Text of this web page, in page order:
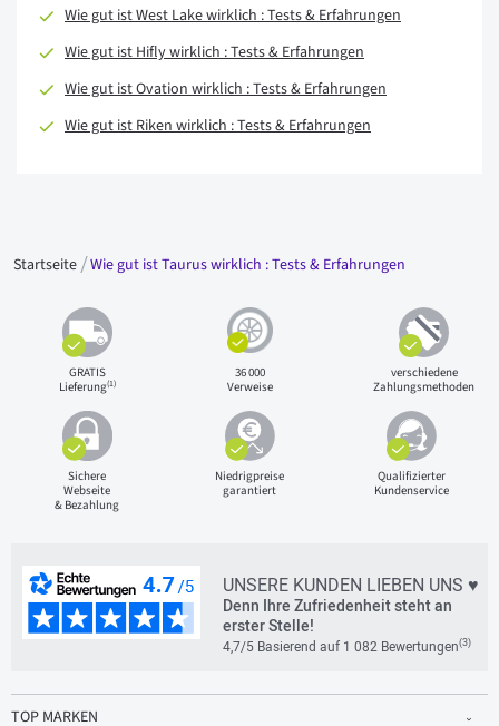
Wie gut ist West Lake wirklich : Tests & Erfahrungen
Wie gut ist Hifly wirklich : Tests & Erfahrungen
Wie gut ist Ovation wirklich : Tests & Erfahrungen
Wie gut ist Riken wirklich : Tests & Erfahrungen
Startseite Wie gut ist Taurus wirklich : Tests & Erfahrungen
GRATIS
Lieferung(1)
36 000
Verweise
verschiedene
Zahlungsmethoden
Sichere
Webseite
& Bezahlung
Niedrigpreise
garantiert
Qualifizierter
Kundenservice
UNSERE KUNDEN LIEBEN UNS ♥
Denn Ihre Zufriedenheit steht an
erster Stelle!
4,7/5 Basierend auf 1 082 Bewertungen(3)
TOP MARKEN